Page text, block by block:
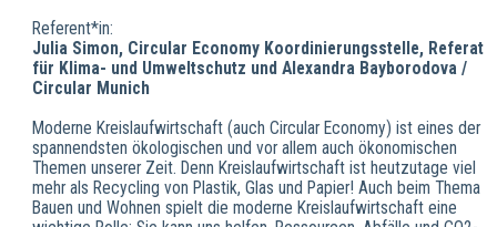
Referent*in:
Julia Simon, Circular Economy Koordinierungsstelle, Referat
für Klima- und Umweltschutz und Alexandra Bayborodova /
Circular Munich
Moderne Kreislaufwirtschaft (auch Circular Economy) ist eines der
spannendsten ökologischen und vor allem auch ökonomischen
Themen unserer Zeit. Denn Kreislaufwirtschaft ist heutzutage viel
mehr als Recycling von Plastik, Glas und Papier! Auch beim Thema
Bauen und Wohnen spielt die moderne Kreislaufwirtschaft eine